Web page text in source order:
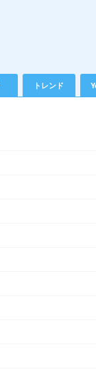
トレンド